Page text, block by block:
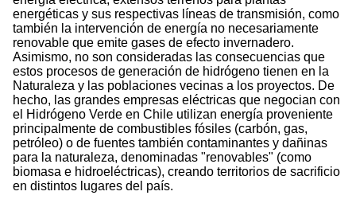
energéticas y sus respectivas líneas de transmisión, como
también la intervención de energía no necesariamente
renovable que emite gases de efecto invernadero.
Asimismo, no son consideradas las consecuencias que
estos procesos de generación de hidrógeno tienen en la
Naturaleza y las poblaciones vecinas a los proyectos. De
hecho, las grandes empresas eléctricas que negocian con
el Hidrógeno Verde en Chile utilizan energía proveniente
principalmente de combustibles fósiles (carbón, gas,
petróleo) o de fuentes también contaminantes y dañinas
para la naturaleza, denominadas "renovables" (como
biomasa e hidroeléctricas), creando territorios de sacrificio
en distintos lugares del país.